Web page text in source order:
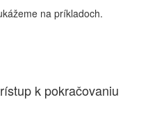
na príkladoch.
k pokračovaniu